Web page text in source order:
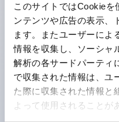
このサイトではCookieを
ンテンツや広告の表示、
ます。またユーザーによ
情報を収集し、ソーシャ
解析の各サードパーティ
で収集された情報は、ユ
た際に収集された情報と
よって使用されることが
カラーユニバーサルデ
表示灯（角平形）の点
ランプ色の識別（ B-
ISO 3864-4安全色に対
現がより明確・鮮明で